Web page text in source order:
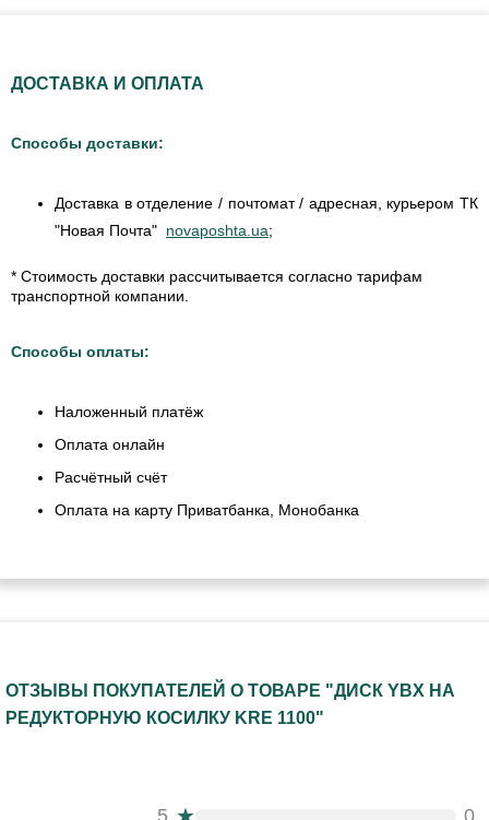
ДОСТАВКА И ОПЛАТА
Способы доставки:
Доставка в отделение / почтомат / адресная, курьером ТК
"Новая Почта" novaposhta.ua;
* Стоимость доставки рассчитывается согласно тарифам
транспортной компании.
Способы оплаты:
Наложенный платёж
Оплата онлайн
Расчётный счёт
Оплата на карту Приватбанка, Монобанка
ОТЗЫВЫ ПОКУПАТЕЛЕЙ О ТОВАРЕ "ДИСК YBX НА
РЕДУКТОРНУЮ КОСИЛКУ KRE 1100"